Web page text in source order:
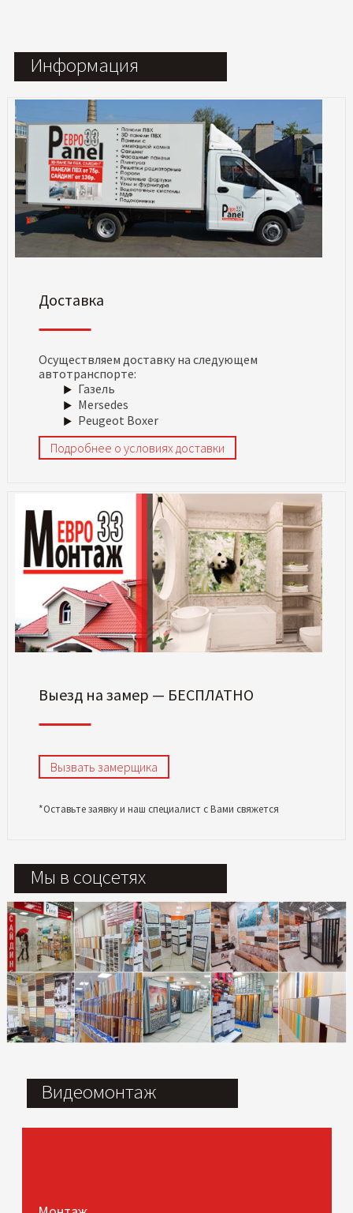
Информация
Доставка
Осуществляем доставку на следующем
автотранспорте:
Газель
Mersedes
Peugeot Boxer
Подробнее о условиях доставки
Выезд на замер — БЕСПЛАТНО
Вызвать замерщика
*Оставьте заявку и наш специалист с Вами свяжется
Мы в соцсетях
Видеомонтаж